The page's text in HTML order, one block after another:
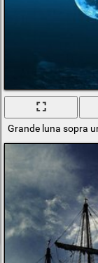
Grande luna sopra